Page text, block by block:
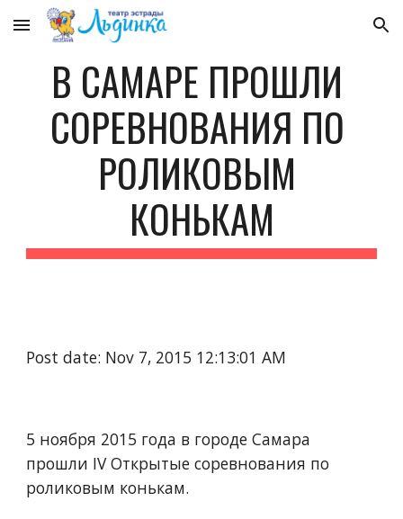
Skip to main content Skip to navigation
В САМАРЕ ПРОШЛИ
СОРЕВНОВАНИЯ ПО
РОЛИКОВЫМ
КОНЬКАМ
Post date: Nov 7, 2015 12:13:01 AM
5 ноября 2015 года в городе Самара
прошли IV Открытые соревнования по
роликовым конькам.